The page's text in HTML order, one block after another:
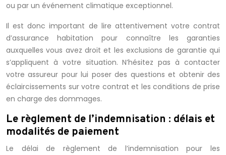
ou par un événement climatique exceptionnel.
Il est donc important de lire attentivement votre contrat
d’assurance habitation pour connaître les garanties
auxquelles vous avez droit et les exclusions de garantie qui
s’appliquent à votre situation. N’hésitez pas à contacter
votre assureur pour lui poser des questions et obtenir des
éclaircissements sur votre contrat et les conditions de prise
en charge des dommages.
Le règlement de l’indemnisation : délais et
modalités de paiement
Le délai de règlement de l’indemnisation pour les